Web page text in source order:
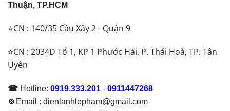
Thuận, TP.HCM
⭐CN : 140/35 Cầu Xây 2 - Quận 9
⭐CN : 2034D Tổ 1, KP 1 Phước Hải, P. Thái Hoà, TP. Tân
Uyên
☎ Hotline: 0919.333.201 - 0911447268
🍀Email : dienlanhlepham@gmail.com